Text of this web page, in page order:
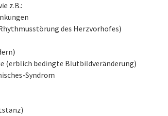
z.B.:
des Herzvorhofes)
(erblich bedingte Blutbildveränderung)
Syndrom